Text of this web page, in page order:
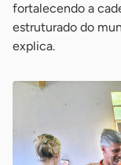
fortalecendo a
estruturado do
explica.